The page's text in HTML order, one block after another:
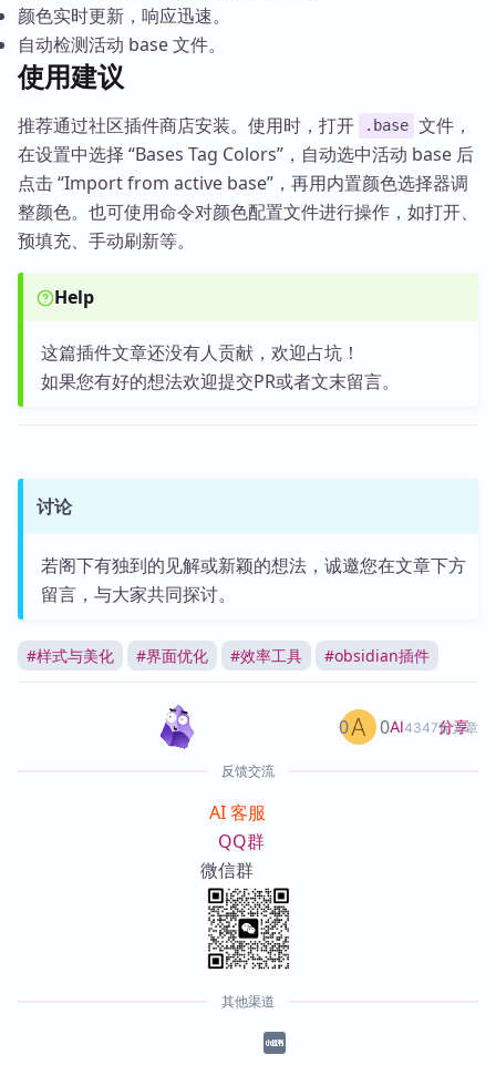
颜色实时更新，响应迅速。
自动检测活动 base 文件。
使用建议
推荐通过社区插件商店安装。使用时，打开 .base 文件，
在设置中选择 “Bases Tag Colors”，自动选中活动 base 后
点击 “Import from active base”，再用内置颜色选择器调
整颜色。也可使用命令对颜色配置文件进行操作，如打开、
预填充、手动刷新等。
Help
这篇插件文章还没有人贡献，欢迎占坑！
如果您有好的想法欢迎提交PR或者文末留言。
讨论
若阁下有独到的见解或新颖的想法，诚邀您在文章下方
留言，与大家共同探讨。
#样式与美化 #界面优化 #效率工具 #obsidian插件
AI4347篇文章
0 0 分享
反馈交流
AI 客服
QQ群
微信群
其他渠道